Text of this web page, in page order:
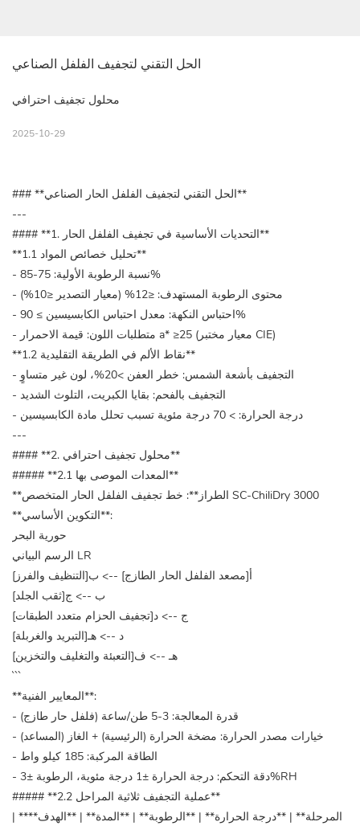
الحل التقني لتجفيف الفلفل الصناعي
محلول تجفيف احترافي
2025-10-29
### **الحل التقني لتجفيف الفلفل الحار الصناعي**
---
#### **1. التحديات الأساسية في تجفيف الفلفل الحار**
**1.1 تحليل خصائص المواد**
- نسبة الرطوبة الأولية: 75-85%
- محتوى الرطوبة المستهدف: ≤12% (معيار التصدير ≤10%)
- احتباس النكهة: معدل احتباس الكابسيسين ≥ 90%
- متطلبات اللون: قيمة الاحمرار a* ≥25 (معيار مختبر CIE)
**1.2 نقاط الألم في الطريقة التقليدية**
- التجفيف بأشعة الشمس: خطر العفن >20%، لون غير متساوٍ
- التجفيف بالفحم: بقايا الكبريت، التلوث الشديد
- درجة الحرارة: > 70 درجة مئوية تسبب تحلل مادة الكابسيسين
---
#### **2. محلول تجفيف احترافي**
##### **2.1 المعدات الموصى بها**
**الطراز**: خط تجفيف الفلفل الحار المتخصص SC-ChiliDry 3000
**التكوين الأساسي**:
حورية البحر
الرسم البياني LR
أ[مصعد الفلفل الحار الطازج] --> ب[التنظيف والفرز]
ب --> ج[ثقب الجلد]
ج --> د[تجفيف الحزام متعدد الطبقات]
د --> هـ[التبريد والغربلة]
هـ --> ف[التعبئة والتغليف والتخزين]
```
**المعايير الفنية**:
- قدرة المعالجة: 3-5 طن/ساعة (فلفل حار طازج)
- خيارات مصدر الحرارة: مضخة الحرارة (الرئيسية) + الغاز (المساعد)
- الطاقة المركبة: 185 كيلو واط
- دقة التحكم: درجة الحرارة ±1 درجة مئوية، الرطوبة ±3%RH
##### **2.2 عملية التجفيف ثلاثية المراحل**
| **المرحلة** | **درجة الحرارة** | **الرطوبة** | **المدة** | **الهدف**